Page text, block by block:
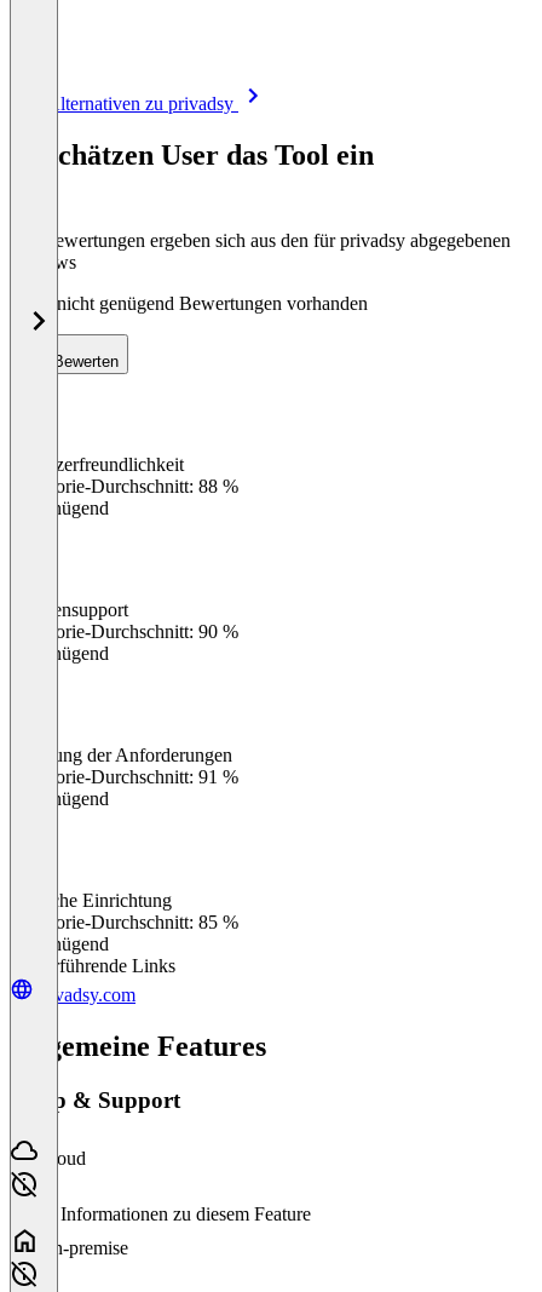
Alle Alternativen zu privadsy
So schätzen User das Tool ein
Die Bewertungen ergeben sich aus den für privadsy abgegebenen
Reviews
Noch nicht genügend Bewertungen vorhanden
Bewerten
Benutzerfreundlichkeit
Kategorie-Durchschnitt: 88 %
Ungenügend
Kundensupport
Kategorie-Durchschnitt: 90 %
Ungenügend
Erfüllung der Anforderungen
Kategorie-Durchschnitt: 91 %
Ungenügend
Einfache Einrichtung
Kategorie-Durchschnitt: 85 %
Ungenügend
Weiterführende Links
privadsy.com
Allgemeine Features
Setup & Support
Cloud
Keine Informationen zu diesem Feature
On-premise